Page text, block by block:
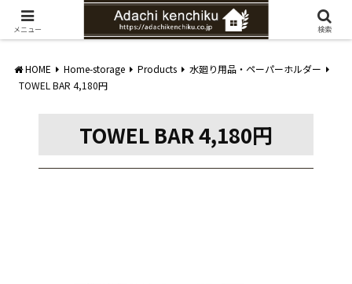
愛知県みよし市の工務店。自然素材を使ったナチュラルな家づくりをご提案
HOME Home-storage Products
水廻り用品・ペーパーホルダー
TOWEL BAR 4,180円
TOWEL BAR 4,180円
メニュー 検索